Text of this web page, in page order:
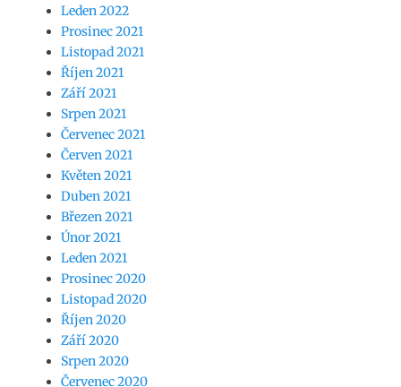
Leden 2022
Prosinec 2021
Listopad 2021
Říjen 2021
Září 2021
Srpen 2021
Červenec 2021
Červen 2021
Květen 2021
Duben 2021
Březen 2021
Únor 2021
Leden 2021
Prosinec 2020
Listopad 2020
Říjen 2020
Září 2020
Srpen 2020
Červenec 2020